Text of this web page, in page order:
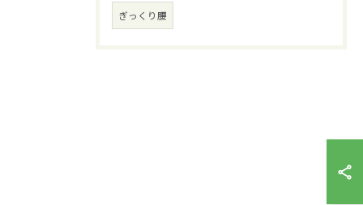
ぎっくり腰